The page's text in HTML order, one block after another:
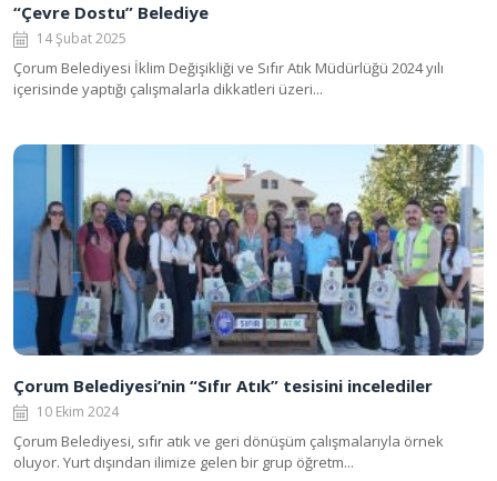
“Çevre Dostu” Belediye
14 Şubat 2025
Çorum Belediyesi İklim Değişikliği ve Sıfır Atık Müdürlüğü 2024 yılı
içerisinde yaptığı çalışmalarla dikkatleri üzeri...
Çorum Belediyesi’nin “Sıfır Atık” tesisini incelediler
10 Ekim 2024
Çorum Belediyesi, sıfır atık ve geri dönüşüm çalışmalarıyla örnek
oluyor. Yurt dışından ilimize gelen bir grup öğretm...